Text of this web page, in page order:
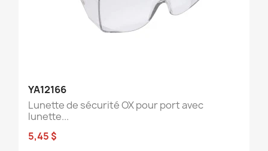
YA12166
Lunette de sécurité OX pour port avec
lunette...
5,45 $